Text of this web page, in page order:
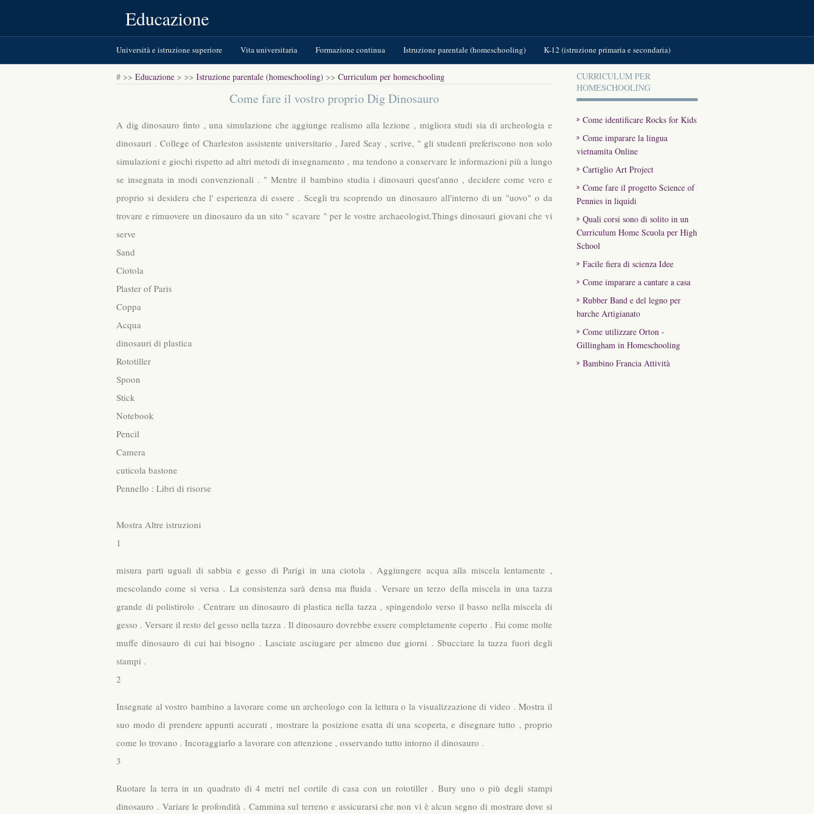
Educazione
Università e istruzione superiore Vita universitaria Formazione continua Istruzione parentale (homeschooling) K-12 (istruzione primaria e secondaria)
Test standardizzati Libri e letteratura
# >> Educazione > >> Istruzione parentale (homeschooling) >> Curriculum per homeschooling
Come fare il vostro proprio Dig Dinosauro
A dig dinosauro finto , una simulazione che aggiunge realismo alla lezione , migliora studi sia di archeologia e
dinosauri . College of Charleston assistente universitario , Jared Seay , scrive, " gli studenti preferiscono non solo
simulazioni e giochi rispetto ad altri metodi di insegnamento , ma tendono a conservare le informazioni più a lungo
se insegnata in modi convenzionali . " Mentre il bambino studia i dinosauri quest'anno , decidere come vero e
proprio si desidera che l' esperienza di essere . Scegli tra scoprendo un dinosauro all'interno di un "uovo" o da
trovare e rimuovere un dinosauro da un sito " scavare " per le vostre archaeologist.Things dinosauri giovani che vi
serve
Sand
Ciotola
Plaster of Paris
Coppa
Acqua
dinosauri di plastica
Rototiller
Spoon
Stick
Notebook
Pencil
Camera
cuticola bastone
Pennello : Libri di risorse
Mostra Altre istruzioni
1
misura parti uguali di sabbia e gesso di Parigi in una ciotola . Aggiungere acqua alla miscela lentamente ,
mescolando come si versa . La consistenza sarà densa ma fluida . Versare un terzo della miscela in una tazza
grande di polistirolo . Centrare un dinosauro di plastica nella tazza , spingendolo verso il basso nella miscela di
gesso . Versare il resto del gesso nella tazza . Il dinosauro dovrebbe essere completamente coperto . Fai come molte
muffe dinosauro di cui hai bisogno . Lasciate asciugare per almeno due giorni . Sbucciare la tazza fuori degli
stampi .
2
Insegnate al vostro bambino a lavorare come un archeologo con la lettura o la visualizzazione di video . Mostra il
suo modo di prendere appunti accurati , mostrare la posizione esatta di una scoperta, e disegnare tutto , proprio
come lo trovano . Incoraggiarlo a lavorare con attenzione , osservando tutto intorno il dinosauro .
3
Ruotare la terra in un quadrato di 4 metri nel cortile di casa con un rototiller . Bury uno o più degli stampi
dinosauro . Variare le profondità . Cammina sul terreno e assicurarsi che non vi è alcun segno di mostrare dove si
CURRICULUM PER
HOMESCHOOLING
Come identificare Rocks for Kids
Come imparare la lingua
vietnamita Online
Cartiglio Art Project
Come fare il progetto Science of
Pennies in liquidi
Quali corsi sono di solito in un
Curriculum Home Scuola per High
School
Facile fiera di scienza Idee
Come imparare a cantare a casa
Rubber Band e del legno per
barche Artigianato
Come utilizzare Orton -
Gillingham in Homeschooling
Bambino Francia Attività